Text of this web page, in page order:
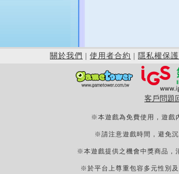
關於我們 | 使用者合約 | 隱私權保護
客戶問題
※本遊戲為免費使用，遊戲
※請注意遊戲時間，避免
※本遊戲提供之機會中獎商品，
※於平台上尊重包容多元性別